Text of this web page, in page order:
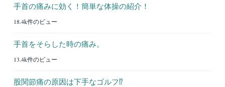
手首の痛みに効く！簡単な体操の紹介！
18.4k件のビュー
手首をそらした時の痛み。
13.4k件のビュー
股関節痛の原因は下手なゴルフ⁉︎